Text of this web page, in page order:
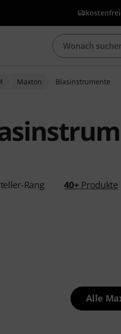
Maxton Blasinstrumente
Rang 40+Produkte
Alle